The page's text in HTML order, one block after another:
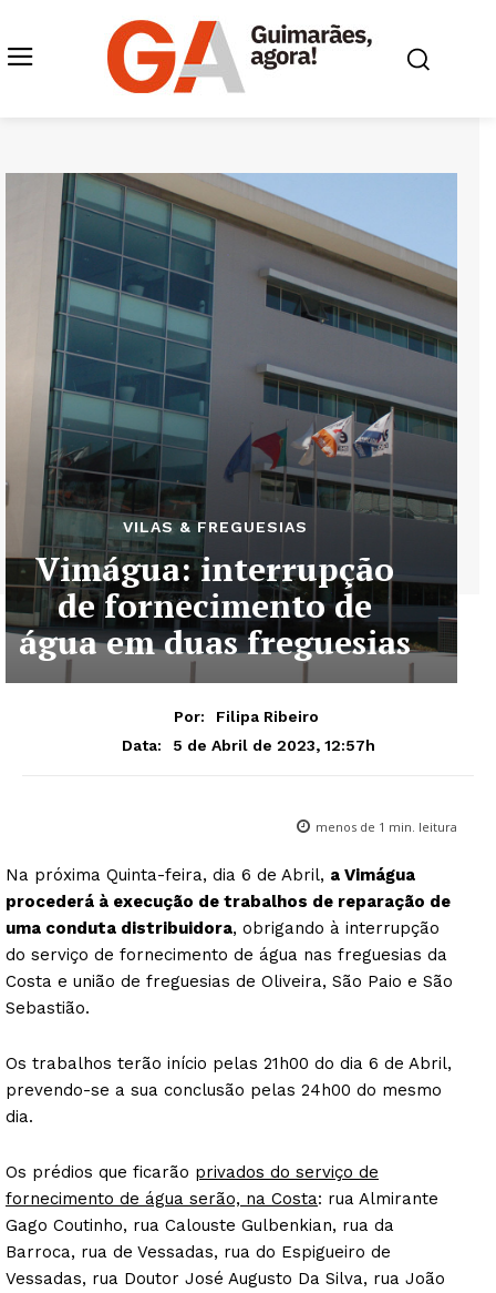
VILAS & FREGUESIAS
Vimágua: interrupção
de fornecimento de
água em duas freguesias
Por:
Filipa Ribeiro
Data:
5 de Abril de 2023, 12:57h
menos de 1 min. leitura
Na próxima Quinta-feira, dia 6 de Abril, a Vimágua
procederá à execução de trabalhos de reparação de
uma conduta distribuidora, obrigando à interrupção
do serviço de fornecimento de água nas freguesias da
Costa e união de freguesias de Oliveira, São Paio e São
Sebastião.
Os trabalhos terão início pelas 21h00 do dia 6 de Abril,
prevendo-se a sua conclusão pelas 24h00 do mesmo
dia.
Os prédios que ficarão privados do serviço de
fornecimento de água serão, na Costa: rua Almirante
Gago Coutinho, rua Calouste Gulbenkian, rua da
Barroca, rua de Vessadas, rua do Espigueiro de
Vessadas, rua Doutor José Augusto Da Silva, rua João